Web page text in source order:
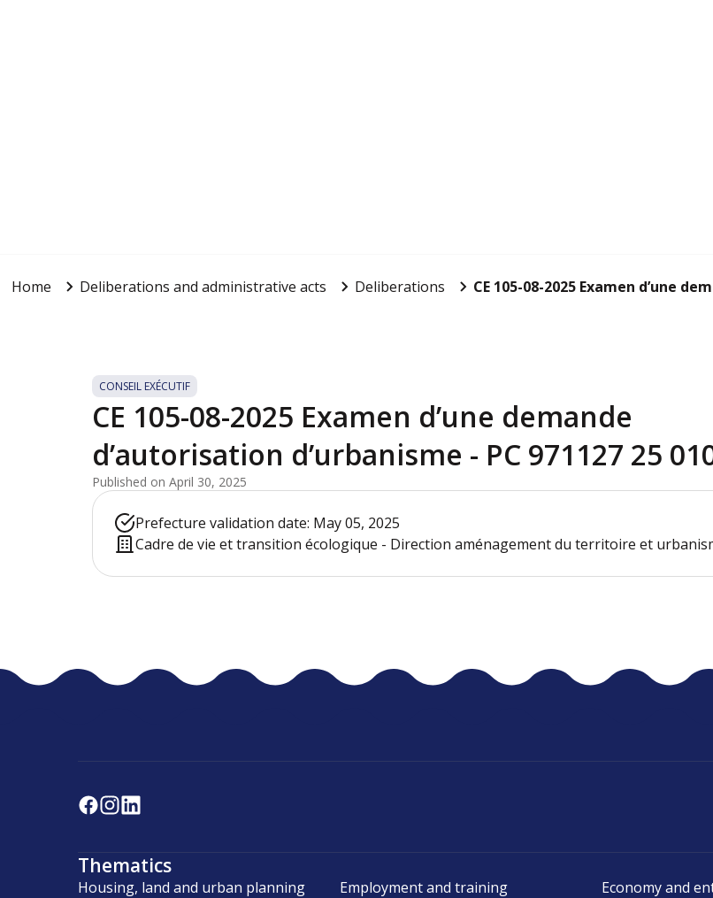
Home Deliberations and administrative acts Deliberations CE 105-08-2025 Examen d’une
CONSEIL EXÉCUTIF
CE 105-08-2025 Examen d’une demande
d’autorisation d’urbanisme - PC 971127 25
Published on April 30, 2025
Prefecture validation date: May 05, 2025
Cadre de vie et transition écologique - Direction aménagement du territoire et
Thematics
Housing, land and urban planning Employment and training Economy and